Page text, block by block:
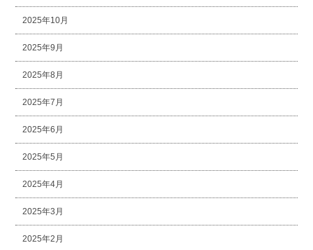
2025年10月
2025年9月
2025年8月
2025年7月
2025年6月
2025年5月
2025年4月
2025年3月
2025年2月